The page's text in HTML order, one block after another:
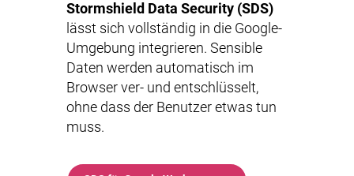
Stormshield Data Security (SDS)
lässt sich vollständig in die Google-
Umgebung integrieren. Sensible
Daten werden automatisch im
Browser ver- und entschlüsselt,
ohne dass der Benutzer etwas tun
muss.